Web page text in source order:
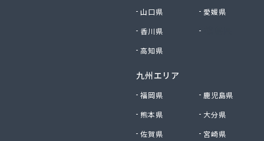
九工ガス株式会社 福岡支店
九石プロパンガス株式会社 田川営業所
山口県
愛媛県
香川県
高知県
九州エリア
福岡県
鹿児島県
熊本県
大分県
佐賀県
宮崎県